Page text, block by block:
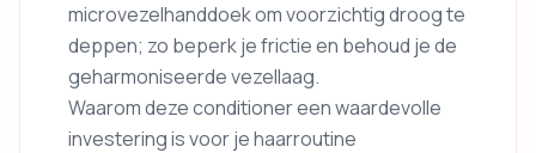
microvezelhanddoek om voorzichtig droog te
deppen; zo beperk je frictie en behoud je de
geharmoniseerde vezellaag.
Waarom deze conditioner een waardevolle
investering is voor je haarroutine